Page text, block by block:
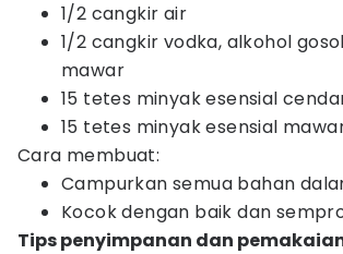
1/2 cangkir air
1/2 cangkir vodka, alkohol
mawar
15 tetes minyak esensial
15 tetes minyak esensial
Cara membuat:
Campurkan semua bahan
Kocok dengan baik dan
Tips penyimpanan dan